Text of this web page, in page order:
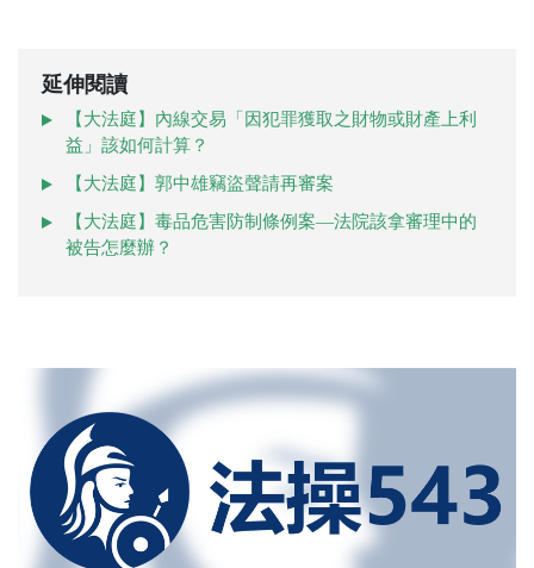
延伸閱讀
【大法庭】內線交易「因犯罪獲取之財物或財產上利
益」該如何計算？
【大法庭】郭中雄竊盜聲請再審案
【大法庭】毒品危害防制條例案—法院該拿審理中的
被告怎麼辦？